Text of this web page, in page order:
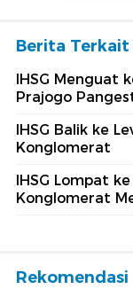
Berita Terkait
IHSG Menguat
Prajogo
IHSG Balik ke
Konglomerat
IHSG Lompat
Konglomerat
Rekomendasi